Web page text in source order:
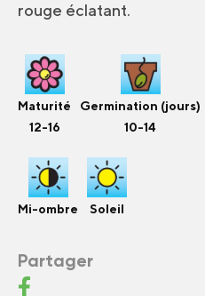
rouge éclatant.
Maturité
12-16
Germination (jours)
10-14
Mi-ombre Soleil
Partager